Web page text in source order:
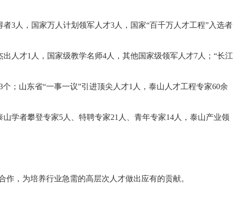
3人，国家万人计划领军人才3人，国家“百千万人才工程”入选者
人才1人，国家级教学名师4人，其他国家级领军人才7人；“长江
；山东省“一事一议”引进顶尖人才1人，泰山人才工程专家60余
学者攀登专家5人、特聘专家21人、青年专家14人，泰山产业领
，为培养行业急需的高层次人才做出应有的贡献。